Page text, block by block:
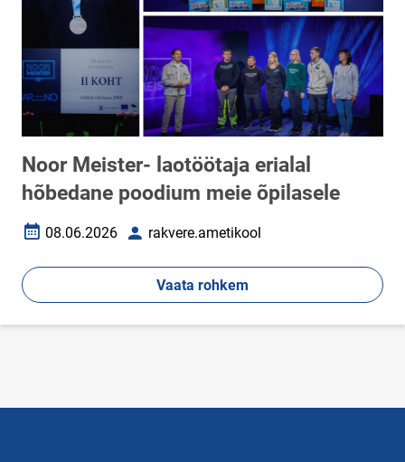
Noor Meister- laotöötaja erialal
hõbedane poodium meie õpilasele
Loomise kuupäev
08.06.2026 Autorrakvere.ametikool
Vaata rohkem